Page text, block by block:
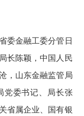
委金融工委分管日
长陈颖，中国人民
，山东金融监管局
党委书记、局长张
省属企业、国有银